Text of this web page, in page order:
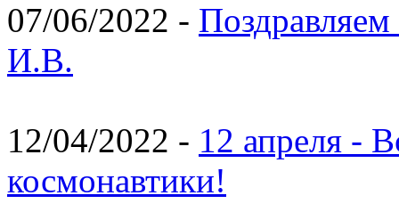
07/06/2022 -
И.В.
12/04/2022 - 12 апреля -
космонавтики!